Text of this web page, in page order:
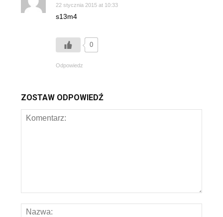
22 stycznia 2015 at 10:33
s13m4
0
Odpowiedz
ZOSTAW ODPOWIEDŹ